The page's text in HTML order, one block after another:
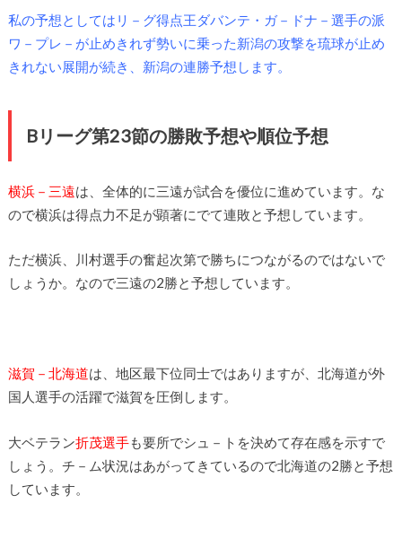
私の予想としてはリ－グ得点王ダバンテ・ガ－ドナ－選手の派
ワ－プレ－が止めきれず勢いに乗った新潟の攻撃を琉球が止め
きれない展開が続き、新潟の連勝予想します。
Bリーグ第23節の勝敗予想や順位予想
横浜－三遠は、全体的に三遠が試合を優位に進めています。な
ので横浜は得点力不足が顕著にでて連敗と予想しています。
ただ横浜、川村選手の奮起次第で勝ちにつながるのではないで
しょうか。なので三遠の2勝と予想しています。
滋賀－北海道は、地区最下位同士ではありますが、北海道が外
国人選手の活躍で滋賀を圧倒します。
大ベテラン折茂選手も要所でシュ－トを決めて存在感を示すで
しょう。チ－ム状況はあがってきているので北海道の2勝と予想
しています。